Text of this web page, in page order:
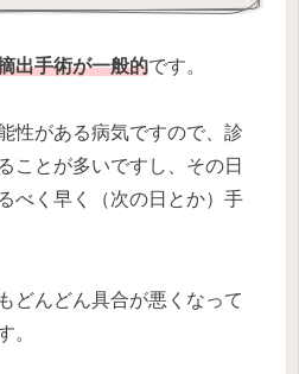
出手術が一般的です。
性がある病気ですので、診
ことが多いですし、その日
べく早く（次の日とか）手
どんどん具合が悪くなって
。